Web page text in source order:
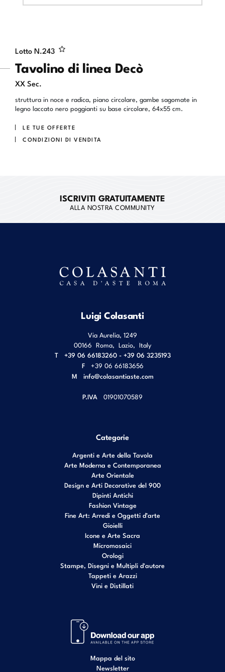
Lotto N.243
Tavolino di linea Decò
XX Sec.
struttura in noce e radica, piano circolare, gambe sagomate in
legno laccato nero poggianti su base circolare, 64x55 cm.
LE TUE OFFERTE
CONDIZIONI DI VENDITA
ISCRIVITI GRATUITAMENTE
ALLA NOSTRA COMMUNITY
Luigi Colasanti
Via Aurelia, 1249
00166 Roma Lazio Italy
T
+39 06 66183260 - +39 06 3235193
F
+39 06 66183656
M info@colasantiaste.com
P.IVA 01901070589
Categorie
Argenti e Arte della Tavola
Arte Moderna e Contemporanea
Arte Orientale
Design e Arti Decorative del 900
Dipinti Antichi
Fashion Vintage
Fine Art: Arredi e Oggetti d’arte
Gioielli
Icone e Arte Sacra
Micromosaici
Orologi
Stampe, Disegni e Multipli d'autore
Tappeti e Arazzi
Vini e Distillati
Mappa del sito
Newsletter